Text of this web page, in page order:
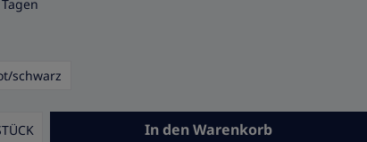
schwarz
Gib den gewünschten Wert
In den Warenkorb